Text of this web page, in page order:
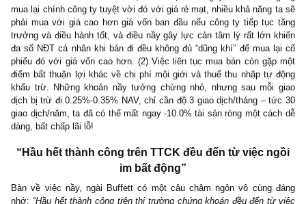
Nhưng vì sao chúng tôi cho rằng việc mua bán liên tục, cố
“timing” thị trường/”timing” giá cổ phiếu là một công việc bất
trong dài hạnvề mặt xác suất? (1) Hầu hết những khoản đầu tư
công nhất trên TTCK đều đến từ những DN tuyệt vời, có suất
trên vốn (return on capital) cao trong một khoảng thời gian dài –
nầy trên thị trường rất ít, chỉ độ 5% trên tổng số doanh nghiệp
là nhiều. Như vậy, khi ta bán đi một doanh nghiệp tuyệt vời,
phải xác suất 95% (xác suất gần như tuyệt đối) sẽ mua phải
khác với bản chất kinh doanh tệ hơn. Thậm chí ngay cả khi ta cố
phải mua với giá cao hơn giá vốn ban đầu nếu công ty tiếp
trưởng và điều hành tốt, và điều nầy gây lực cản tâm lý rất lớn
đa số NĐT cá nhân khi bán đi đều không đủ “dũng khí” để mua
phiếu đó với giá vốn cao hơn. (2) Việc liên tục mua bán còn